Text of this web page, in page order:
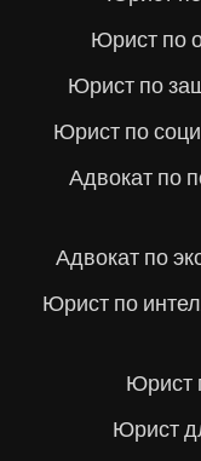
Юрист по
Юрист по
Юрист по
Адвокат по
Адвокат по
Юрист по
Юрист
Юрист